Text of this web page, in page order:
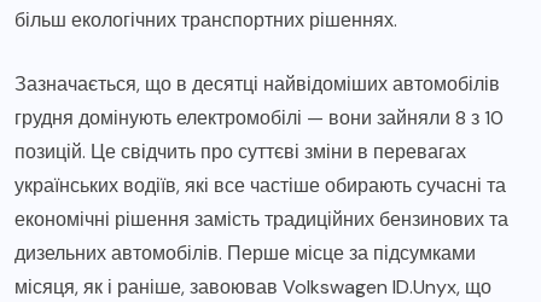
більш екологічних транспортних рішеннях.
Зазначається, що в десятці найвідоміших автомобілів
грудня домінують електромобілі — вони зайняли 8 з 10
позицій. Це свідчить про суттєві зміни в перевагах
українських водіїв, які все частіше обирають сучасні та
економічні рішення замість традиційних бензинових та
дизельних автомобілів. Перше місце за підсумками
місяця, як і раніше, завоював Volkswagen ID.Unyx, що